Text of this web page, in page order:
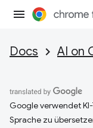
Docs AI on
Google verwendet
Sprache zu